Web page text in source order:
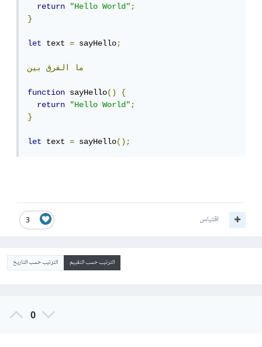
return
"Hello World";
}
let text = sayHello;
ما الفرق بين
function sayHello()
{
return
"Hello World";
}
let text = sayHello();
3 اقتباس
الترتيب حسب التقييم الترتيب حسب التاريخ
0